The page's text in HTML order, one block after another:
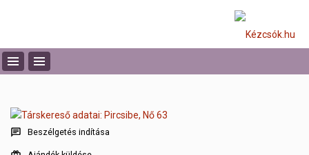
Beszélgetés indítása